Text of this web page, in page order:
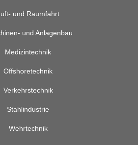
und Raumfahrt
und Anlagenbau
Medizintechnik
Offshoretechnik
Verkehrstechnik
Stahlindustrie
Wehrtechnik